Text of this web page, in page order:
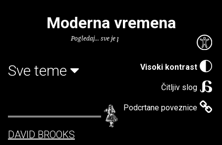
Visoki kontrast
Čitljiv slog
Podcrtane poveznice
Moderna vremena
Pogledaj... sve je puno knjiga.
Sve teme
DAVID BROOKS